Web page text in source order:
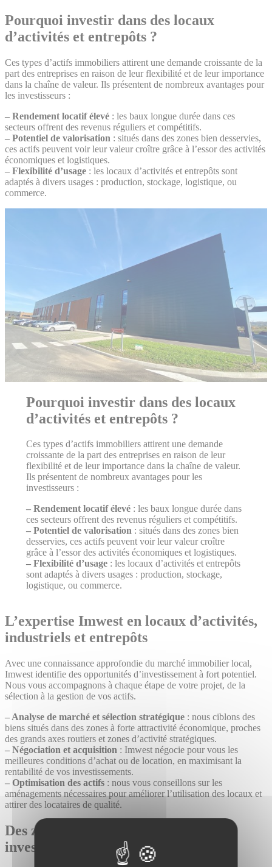
Pourquoi investir dans des locaux
d’activités et entrepôts ?
Ces types d’actifs immobiliers attirent une demande croissante de la
part des entreprises en raison de leur flexibilité et de leur importance
dans la chaîne de valeur. Ils présentent de nombreux avantages pour
les investisseurs :
– Rendement locatif élevé : les baux longue durée dans ces
secteurs offrent des revenus réguliers et compétitifs.
– Potentiel de valorisation : situés dans des zones bien desservies,
ces actifs peuvent voir leur valeur croître grâce à l’essor des activités
économiques et logistiques.
– Flexibilité d’usage : les locaux d’activités et entrepôts sont
adaptés à divers usages : production, stockage, logistique, ou
commerce.
Pourquoi investir dans des locaux
d’activités et entrepôts ?
Ces types d’actifs immobiliers attirent une demande
croissante de la part des entreprises en raison de leur
flexibilité et de leur importance dans la chaîne de valeur.
Ils présentent de nombreux avantages pour les
investisseurs :
– Rendement locatif élevé: les baux longue durée dans
ces secteurs offrent des revenus réguliers et compétitifs.
– Potentiel de valorisation: situés dans des zones bien
desservies, ces actifs peuvent voir leur valeur croître
grâce à l’essor des activités économiques et logistiques.
– Flexibilité d’usage: les locaux d’activités et entrepôts
sont adaptés à divers usages : production, stockage,
logistique, ou commerce.
L’expertise Imwest en locaux d’activités,
industriels et entrepôts
Avec une connaissance approfondie du marché immobilier local,
Imwest identifie des opportunités d’investissement à fort potentiel.
Nous vous accompagnons à chaque étape de votre projet, de la
sélection à la gestion de vos actifs.
– Analyse de marché et sélection stratégique : nous ciblons des
biens situés dans des zones à forte attractivité économique, proches
des grands axes routiers et zones d’activité stratégiques.
– Négociation et acquisition : Imwest négocie pour vous les
meilleures conditions d’achat ou de location, en maximisant la
rentabilité de vos investissements.
– Optimisation des actifs : nous vous conseillons sur les
aménagements nécessaires pour améliorer l’utilisation des locaux et
attirer des locataires de qualité.
Des zones stratégiques pour vos
investissements